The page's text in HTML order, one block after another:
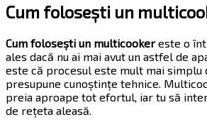
Cum folosești un
Cum folosești un multicookereste o
ales dacă nu ai mai avut un astfel de
este că procesul este mult mai simplu
presupune cunoștințe tehnice.
preia aproape tot efortul, iar tu să
de rețeta aleasă.